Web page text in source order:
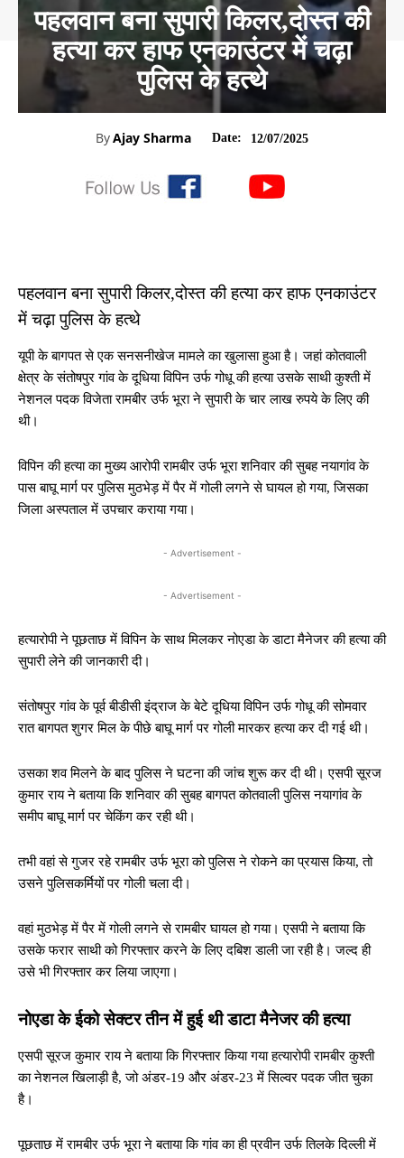
पहलवान बना सुपारी किलर,दोस्त की
हत्या कर हाफ एनकाउंटर में चढ़ा
पुलिस के हत्थे
ByAjay Sharma Date: 12/07/2025
पहलवान बना सुपारी किलर,दोस्त की हत्या कर हाफ एनकाउंटर
में चढ़ा पुलिस के हत्थे
यूपी के बागपत से एक सनसनीखेज मामले का खुलासा हुआ है। जहां कोतवाली
क्षेत्र के संतोषपुर गांव के दूधिया विपिन उर्फ गोधू की हत्या उसके साथी कुश्ती में
नेशनल पदक विजेता रामबीर उर्फ भूरा ने सुपारी के चार लाख रुपये के लिए की
थी।
विपिन की हत्या का मुख्य आरोपी रामबीर उर्फ भूरा शनिवार की सुबह नयागांव के
पास बाघू मार्ग पर पुलिस मुठभेड़ में पैर में गोली लगने से घायल हो गया, जिसका
जिला अस्पताल में उपचार कराया गया।
- Advertisement -
- Advertisement -
हत्यारोपी ने पूछताछ में विपिन के साथ मिलकर नोएडा के डाटा मैनेजर की हत्या की
सुपारी लेने की जानकारी दी।
संतोषपुर गांव के पूर्व बीडीसी इंद्राज के बेटे दूधिया विपिन उर्फ गोधू की सोमवार
रात बागपत शुगर मिल के पीछे बाघू मार्ग पर गोली मारकर हत्या कर दी गई थी।
उसका शव मिलने के बाद पुलिस ने घटना की जांच शुरू कर दी थी। एसपी सूरज
कुमार राय ने बताया कि शनिवार की सुबह बागपत कोतवाली पुलिस नयागांव के
समीप बाघू मार्ग पर चेकिंग कर रही थी।
तभी वहां से गुजर रहे रामबीर उर्फ भूरा को पुलिस ने रोकने का प्रयास किया, तो
उसने पुलिसकर्मियों पर गोली चला दी।
वहां मुठभेड़ में पैर में गोली लगने से रामबीर घायल हो गया। एसपी ने बताया कि
उसके फरार साथी को गिरफ्तार करने के लिए दबिश डाली जा रही है। जल्द ही
उसे भी गिरफ्तार कर लिया जाएगा।
नोएडा के ईको सेक्टर तीन में हुई थी डाटा मैनेजर की हत्या
एसपी सूरज कुमार राय ने बताया कि गिरफ्तार किया गया हत्यारोपी रामबीर कुश्ती
का नेशनल खिलाड़ी है, जो अंडर-19 और अंडर-23 में सिल्वर पदक जीत चुका
है।
पूछताछ में रामबीर उर्फ भूरा ने बताया कि गांव का ही प्रवीन उर्फ तिलके दिल्ली में